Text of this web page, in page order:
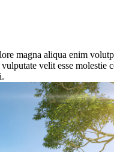
magna aliqua enim
velit esse molestie